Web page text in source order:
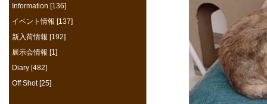
Information [136]
イベント情報 [137]
新入荷情報 [192]
展示会情報 [1]
Diary [482]
Off Shot [25]